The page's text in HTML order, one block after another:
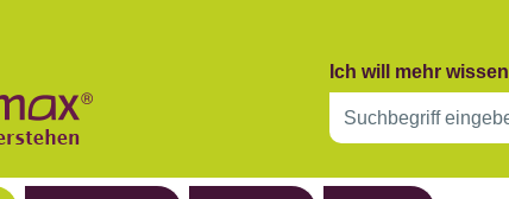
Ich will mehr wissen